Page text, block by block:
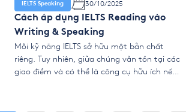
IELTS Speaking 30/10/2025
Cách áp dụng IELTS Reading vào
Writing & Speaking
Mỗi kỹ năng IELTS sở hữu một bản chất
riêng. Tuy nhiên, giữa chúng vẫn tồn tại các
giao điểm và có thể là công cụ hữu ích nếu